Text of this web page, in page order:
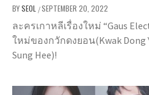
BYSEOL /SEPTEMBER 20, 2022
ละครเกาหลีเรื่องใหม่ “Gaus
ใหม่ของกวักดงยอน(Kwak Dong
Sung Hee)!